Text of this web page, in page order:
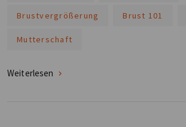
Brustvergrößerung Brust 101
Mutterschaft
Weiterlesen